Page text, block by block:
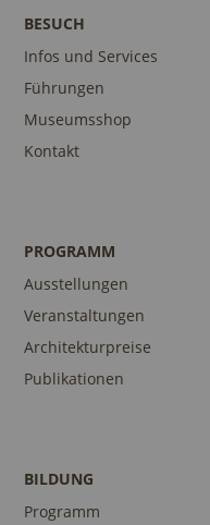
BESUCH
Infos und Services
Führungen
Museumsshop
Kontakt
PROGRAMM
Ausstellungen
Veranstaltungen
Architekturpreise
Publikationen
BILDUNG
Programm